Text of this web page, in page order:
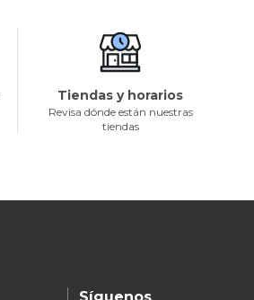
Tiendas y horarios
Revisa dónde están nuestras
tiendas